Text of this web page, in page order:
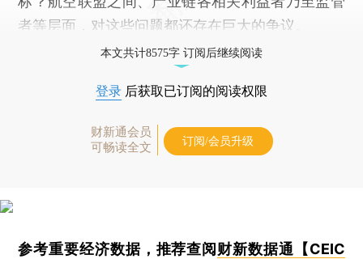
者等层面，对这些问题都还存在巨大的争议。
本文共计8575字 订阅后继续阅读
登录 后获取已订阅的阅读权限
财新通会员
可畅读全文
订阅/会员升级
参考重要经济数据，推荐查阅 财新数据通【CEIC